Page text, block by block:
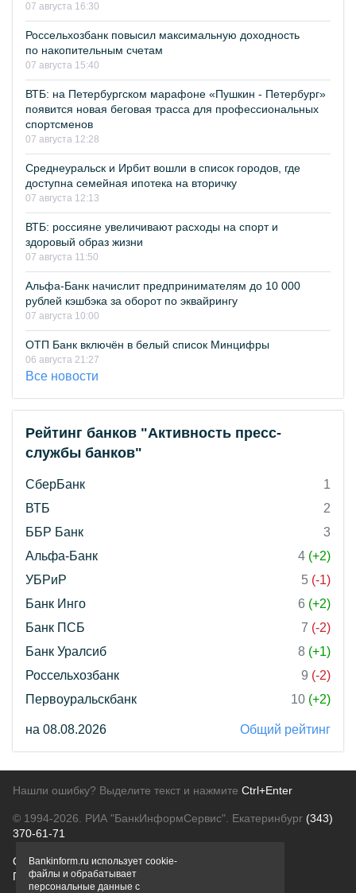
07 августа 16:30
Россельхозбанк повысил максимальную доходность
по накопительным счетам
07 августа 15:40
ВТБ: на Петербургском марафоне «Пушкин - Петербург»
появится новая беговая трасса для профессиональных
спортсменов
07 августа 12:28
Среднеуральск и Ирбит вошли в список городов, где
доступна семейная ипотека на вторичку
07 августа 12:13
ВТБ: россияне увеличивают расходы на спорт и
здоровый образ жизни
07 августа 11:50
Альфа-Банк начислит предпринимателям до 10 000
рублей кэшбэка за оборот по эквайрингу
07 августа 10:00
ОТП Банк включён в белый список Минцифры
06 августа 21:27
Все новости
Рейтинг банков "Активность пресс-
службы банков"
СберБанк
1
ВТБ
2
ББР Банк
3
Альфа-Банк
4 (+2)
УБРиР
5 (-1)
Банк Инго
6 (+2)
Банк ПСБ
7 (-2)
Банк Уралсиб
8 (+1)
Россельхозбанк
9 (-2)
Первоуральскбанк
10 (+2)
на 08.08.2026 Общий рейтинг
Нашли ошибку? Выделите текст и нажмите Ctrl+Enter
© 1994-2026. РИА "БанкИнформСервис". Екатеринбург (343)
370-61-71
О проектеПолитика конфиденциальности
Правовая информацияДля рекламодателей
Bankinform.ru использует cookie-
файлы и обрабатывает
персональные данные с